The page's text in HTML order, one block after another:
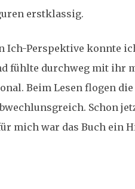
erstklassig.
Ich-Perspektive konnte
fühlte durchweg mit ihr
Beim Lesen flogen
Schon
mich war das Buch ein